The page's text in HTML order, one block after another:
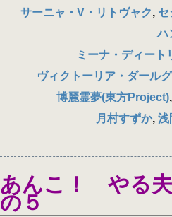
サーニャ・V・リトヴャク, セ
ハ
ミーナ・ディート
ヴィクトーリア・ダール
博麗霊夢(東方Project),
月村すずか, 浅
あんこ！ やる
の５